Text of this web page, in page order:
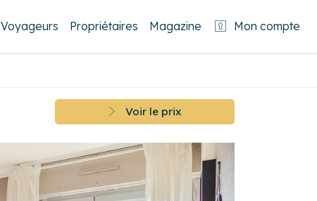
Voyageurs Propriétaires Magazine Mon compte
Voir le prix